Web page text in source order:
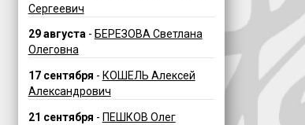
Сергеевич
29 августа- БЕРЕЗОВА Светлана
Олеговна
17 сентября - КОШЕЛЬ Алексей
Александрович
21 сентября - ПЕШКОВ Олег